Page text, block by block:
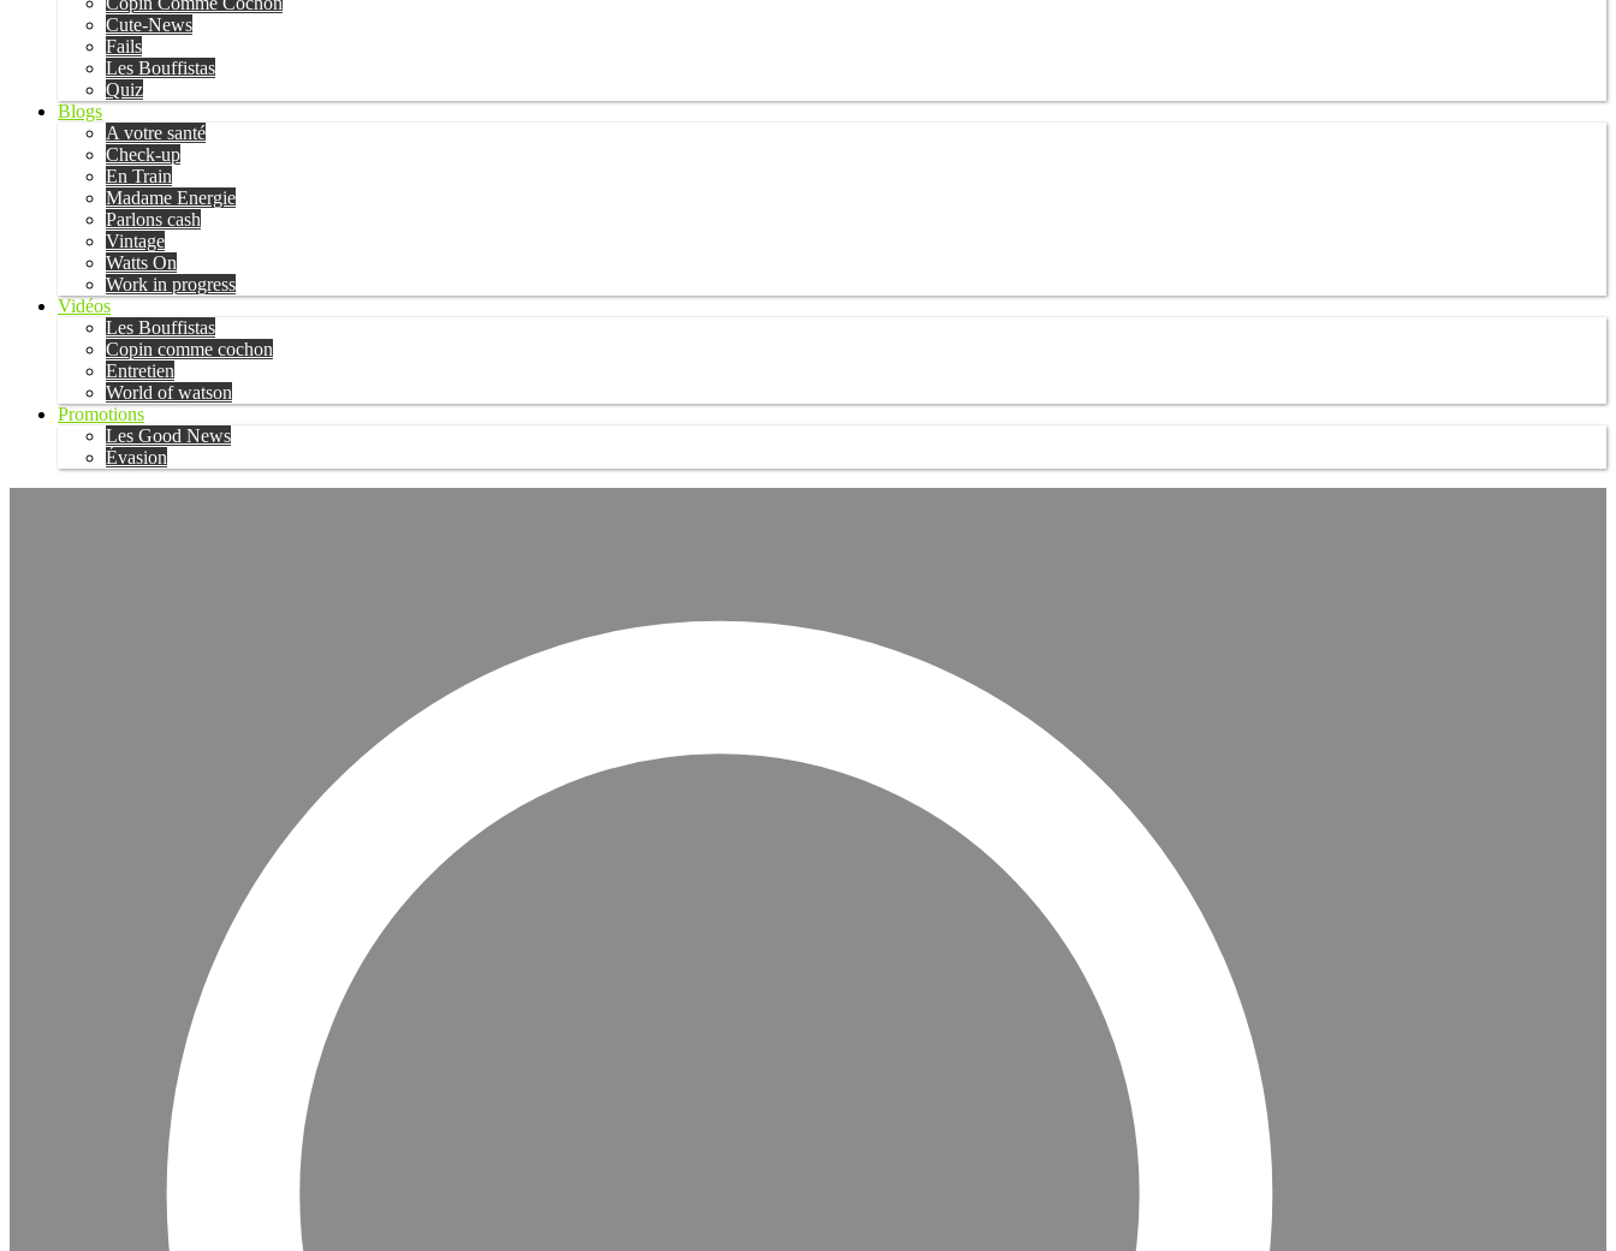
Cute-News
Fails
Les Bouffistas
Quiz
Blogs
A votre santé
Check-up
En Train
Madame Energie
Parlons cash
Vintage
Watts On
Work in progress
Vidéos
Les Bouffistas
Copin comme cochon
Entretien
World of watson
Promotions
Les Good News
Évasion